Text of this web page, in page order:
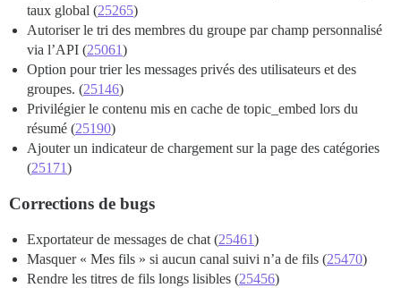
taux global (25265)
Autoriser le tri des membres du groupe par champ personnalisé
via l’API (25061)
Option pour trier les messages privés des utilisateurs et des
groupes. (25146)
Privilégier le contenu mis en cache de topic_embed lors du
résumé (25190)
Ajouter un indicateur de chargement sur la page des catégories
(25171)
Corrections de bugs
Exportateur de messages de chat (25461)
Masquer « Mes fils » si aucun canal suivi n’a de fils (25470)
Rendre les titres de fils longs lisibles (25456)